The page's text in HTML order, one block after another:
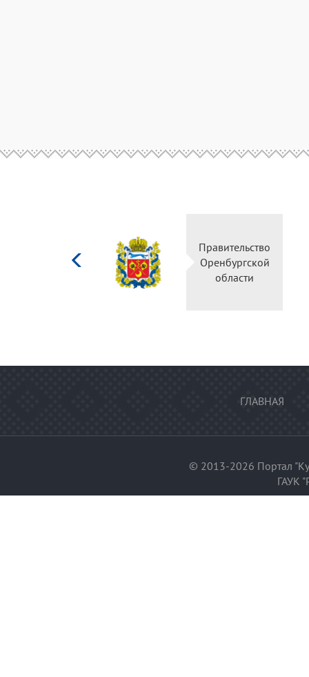
Правительство
Оренбургской
области
ГЛАВНАЯ
© 2013-2026 Портал
ГАУК